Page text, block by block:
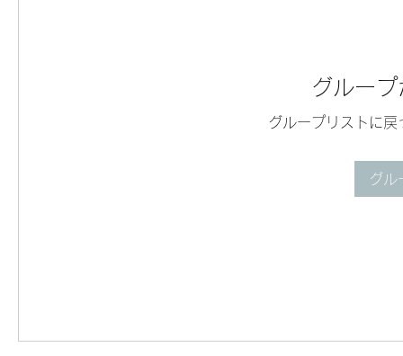
グルー
グループリストに
グル